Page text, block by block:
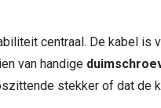
centraal. De kabel
van handige
stekker of dat de